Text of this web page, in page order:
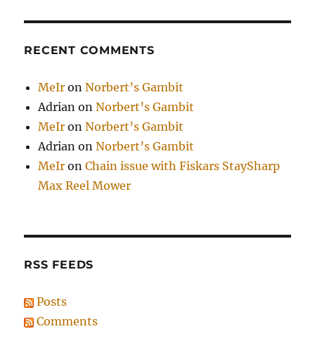
RECENT COMMENTS
MeIr onNorbert’s Gambit
Adrian onNorbert’s Gambit
MeIr onNorbert’s Gambit
Adrian onNorbert’s Gambit
MeIr onChain issue with Fiskars StaySharp
Max Reel Mower
RSS FEEDS
Posts
Comments